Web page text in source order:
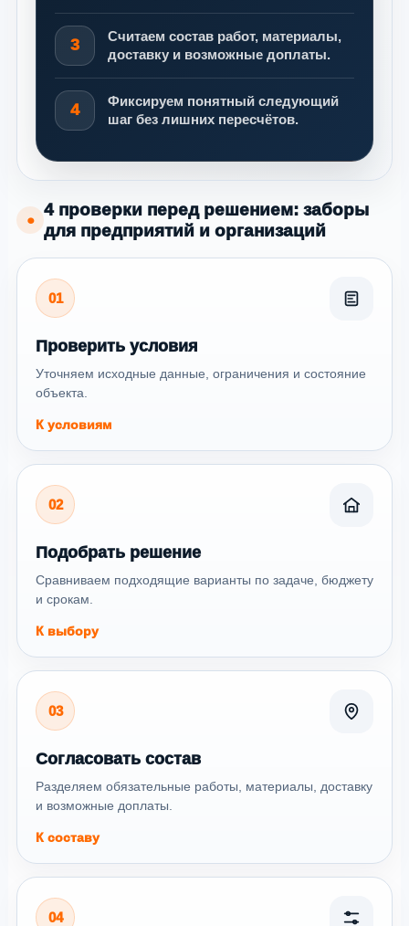
3
Считаем состав работ, материалы,
доставку и возможные доплаты.
4
Фиксируем понятный следующий
шаг без лишних пересчётов.
●
4 проверки перед решением: заборы
для предприятий и организаций
01
Проверить условия
Уточняем исходные данные, ограничения и состояние
объекта.
К условиям
02
Подобрать решение
Сравниваем подходящие варианты по задаче, бюджету
и срокам.
К выбору
03
Согласовать состав
Разделяем обязательные работы, материалы, доставку
и возможные доплаты.
К составу
04